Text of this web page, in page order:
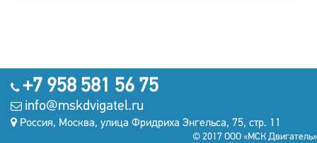
+7 958 581 56 75
info@mskdvigatel.ru
Россия, Москва, улица Фридриха Энгельса, 75, стр. 11
© 2017 ООО «МСК Двигатель»